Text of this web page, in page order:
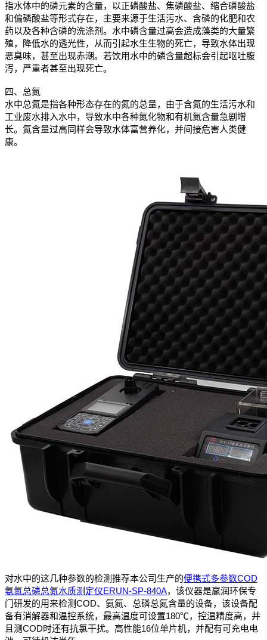
指水体中的磷元素的含量，以正磷酸盐、焦磷酸盐、缩合磷酸盐
和偏磷酸盐等形式存在，主要来源于生活污水、含磷的化肥和农
药以及各种含磷的洗涤剂。水中磷含量过高会造成藻类的大量繁
殖，降低水的透光性，从而引起水生生物的死亡，导致水体出现
恶臭味，甚至出现赤潮。若饮用水中的磷含量超标会引起呕吐腹
泻，严重者甚至出现死亡。
四、总氮
水中总氮是指各种形态存在的氮的总量，由于含氮的生活污水和
工业废水排入水中，导致水中各种氮化物和有机氮含量急剧增
长。氮含量过高同样会导致水体富营养化，并间接危害人类健
康。
对水中的这几种参数的检测推荐本公司生产的便携式多参数COD
氨氮总磷总氮水质测定仪ERUN-SP-840A，该仪器是赢润环保专
门研发的用来检测COD、氨氮、总磷总氮含量的设备，该设备配
备有消解器和温控系统，最高温度可设置180℃，控温精度高，并
且测COD时还有抗氯干扰。高性能16位单片机，并配有可充电电